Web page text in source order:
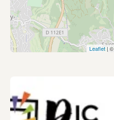
Leaflet| ©